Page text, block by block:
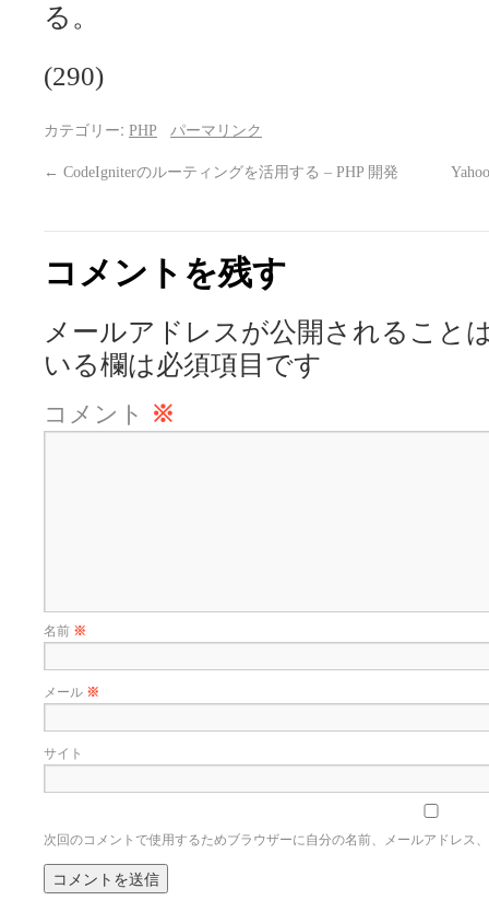
る。
(290)
カテゴリー: PHP パーマリンク
← CodeIgniterのルーティングを活用する – PHP 開発
コメントを残す
メールアドレスが公開されること
いる欄は必須項目です
コメント ※
名前 ※
メール ※
サイト
次回のコメントで使用するためブラウザーに自分の名前、メールアドレス